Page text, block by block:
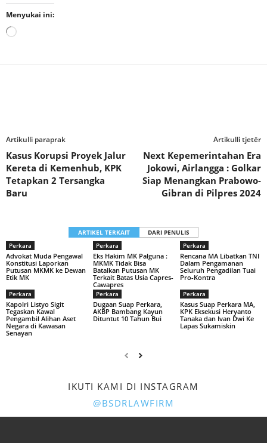
Menyukai ini:
Memuat...
Artikulli paraprak
Kasus Korupsi Proyek Jalur
Kereta di Kemenhub, KPK
Tetapkan 2 Tersangka
Baru
Artikulli tjetër
Next Kepemerintahan Era
Jokowi, Airlangga : Golkar
Siap Menangkan Prabowo-
Gibran di Pilpres 2024
ARTIKEL TERKAIT
DARI PENULIS
Perkara
Advokat Muda Pengawal
Konstitusi Laporkan
Putusan MKMK ke Dewan
Etik MK
Perkara
Eks Hakim MK Palguna :
MKMK Tidak Bisa
Batalkan Putusan MK
Terkait Batas Usia Capres-
Cawapres
Perkara
Rencana MA Libatkan TNI
Dalam Pengamanan
Seluruh Pengadilan Tuai
Pro-Kontra
Perkara
Kapolri Listyo Sigit
Tegaskan Kawal
Pengambil Alihan Aset
Negara di Kawasan
Senayan
Perkara
Dugaan Suap Perkara,
AKBP Bambang Kayun
Dituntut 10 Tahun Bui
Perkara
Kasus Suap Perkara MA,
KPK Eksekusi Heryanto
Tanaka dan Ivan Dwi Ke
Lapas Sukamiskin
IKUTI KAMI DI INSTAGRAM
@BSDRLAWFIRM